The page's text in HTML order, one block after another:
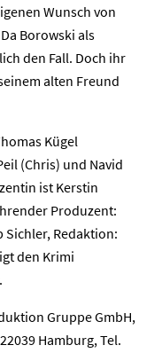
Wunsch von
Borowski als
den Fall. Doch ihr
alten Freund
Kügel
(Chris) und Navid
ist Kerstin
Produzent:
Redaktion:
den Krimi
Gruppe GmbH,
Hamburg, Tel.